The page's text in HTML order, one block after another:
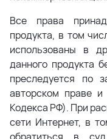
Все права
продукта, в том
использованы в
данного продукта
преследуется по
авторском праве
Кодекса РФ). При
сети Интернет, в